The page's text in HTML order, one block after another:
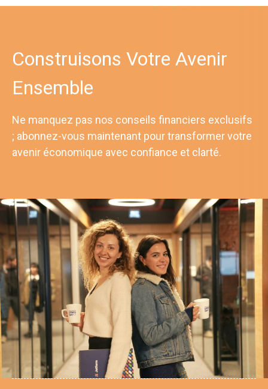
Construisons Votre Avenir
Ensemble
Ne manquez pas nos conseils financiers exclusifs
; abonnez-vous maintenant pour transformer votre
avenir économique avec confiance et clarté.